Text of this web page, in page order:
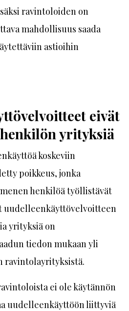
ravintoloiden on
mahdollisuus saada
astioihin
eivät
yrityksiä
koskeviin
poikkeus, jonka
henkilöä työllistävät
uudelleenkäyttövelvoitteen
yrityksiä on
tiedon mukaan yli
ravintolayrityksistä.
ei ole käytännön
uudelleenkäyttöön liittyviä